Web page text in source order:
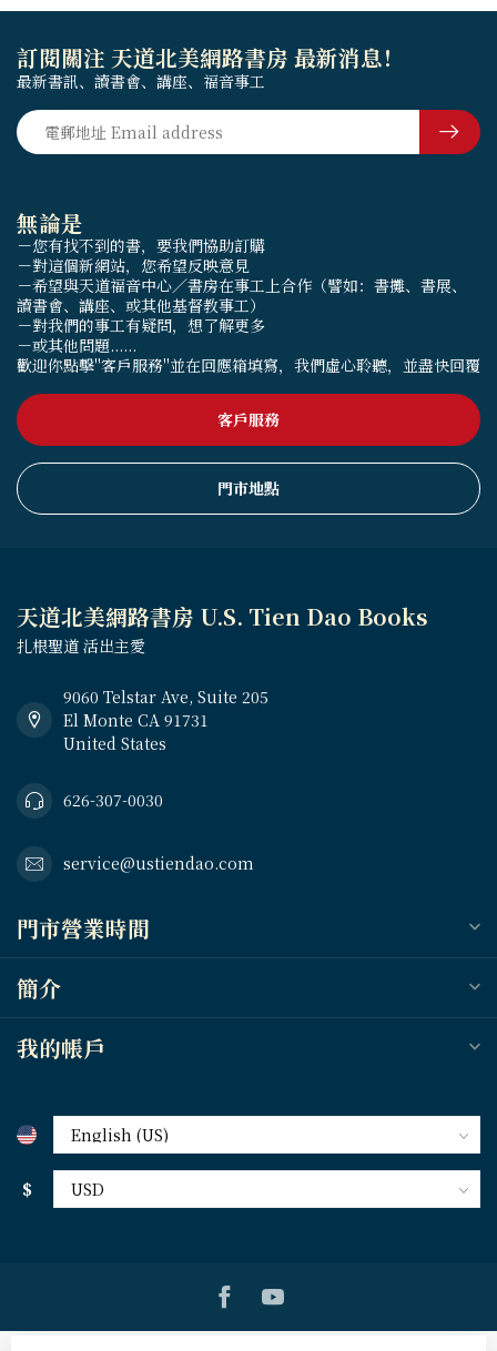
無論是
－您有找不到的書，要我們協助訂購
－對這個新網站，您希望反映意見
－希望與天道福音中心／書房在事工上合作（譬如：書攤、書展、
讀書會、講座、或其他基督教事工）
－對我們的事工有疑問，想了解更多
－或其他問題......
歡迎你點擊"客戶服務"並在回應箱填寫，我們虛心聆聽，並盡快回覆
客戶服務
門市地點
訂閱關注 天道北美網路書房 最新消息！
最新書訊、讀書會、講座、福音事工
天道北美網路書房 U.S. Tien Dao Books
扎根聖道 活出主愛
9060 Telstar Ave, Suite 205
El Monte CA 91731
United States
626-307-0030
service@ustiendao.com
門市營業時間
簡介
我的帳戶
$